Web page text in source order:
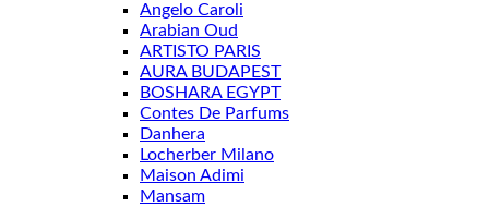
Angelo Caroli
Arabian Oud
ARTISTO PARIS
AURA BUDAPEST
BOSHARA EGYPT
Contes De Parfums
Danhera
Locherber Milano
Maison Adimi
Mansam